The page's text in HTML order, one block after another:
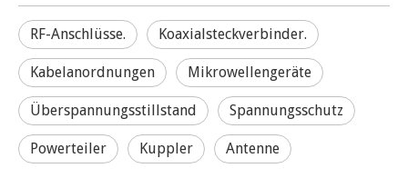
RF-Anschlüsse. Koaxialsteckverbinder.
Kabelanordnungen Mikrowellengeräte
Überspannungsstillstand Spannungsschutz
Powerteiler Kuppler Antenne